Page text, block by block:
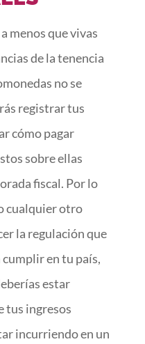
menos que vivas
de la tenencia
no se
registrar tus
cómo pagar
sobre ellas
fiscal. Por lo
cualquier otro
la regulación que
en tu país,
estar
tus ingresos
incurriendo en un